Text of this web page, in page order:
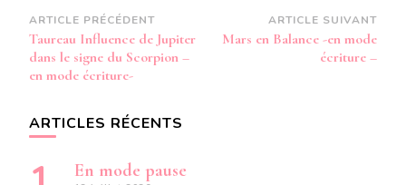
Navigation
d’article
ARTICLE PRÉCÉDENT
Taureau Influence de Jupiter
dans le signe du Scorpion –
en mode écriture-
ARTICLE SUIVANT
Mars en Balance -en mode
écriture –
ARTICLES RÉCENTS
En mode pause